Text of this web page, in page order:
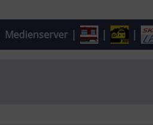
Medienserver | | |